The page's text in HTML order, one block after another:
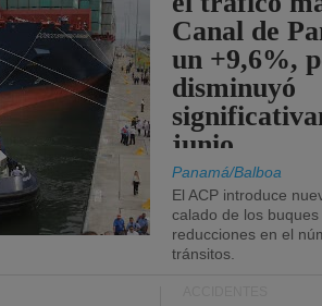
Canal de
un +9,6%,
disminuyó
junio.
Panamá/Balboa
El ACP introduce
calado de los
reducciones en el
tránsitos.